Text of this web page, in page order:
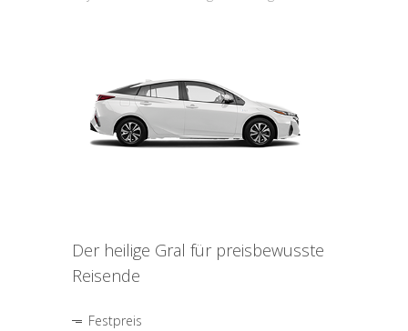
Der heilige Gral für preisbewusste
Reisende
Festpreis